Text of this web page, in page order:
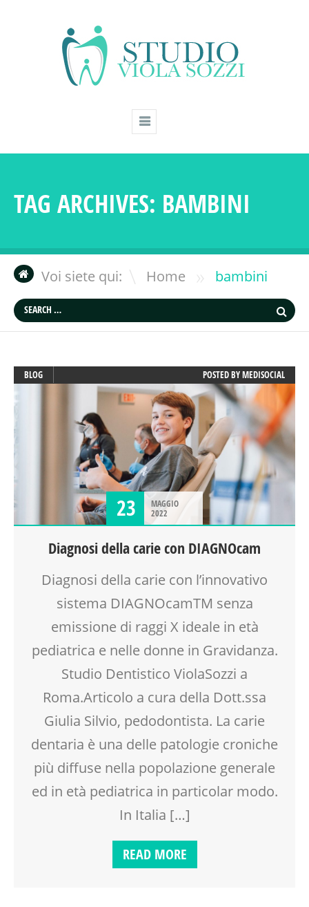
TAG ARCHIVES: BAMBINI
Voi siete qui: Home » bambini
BLOG POSTED BYMEDISOCIAL
23
MAGGIO
2022
Diagnosi della carie con DIAGNOcam
Diagnosi della carie con l’innovativo
sistema DIAGNOcamTM senza
emissione di raggi X ideale in età
pediatrica e nelle donne in Gravidanza.
Studio Dentistico ViolaSozzi a
Roma.Articolo a cura della Dott.ssa
Giulia Silvio, pedodontista. La carie
dentaria è una delle patologie croniche
più diffuse nella popolazione generale
ed in età pediatrica in particolar modo.
In Italia […]
READ MORE